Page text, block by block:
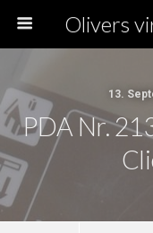
13.
PDA Nr.